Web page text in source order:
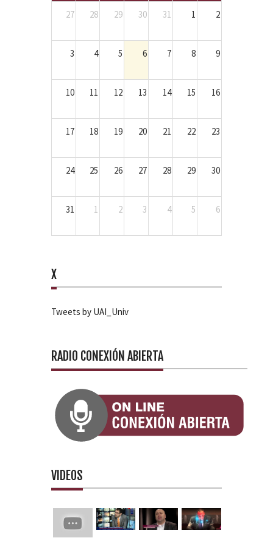
27 28 29 30 31 1 2
3 4 5 6 7 8 9
10 11 12 13 14 15 16
17 18 19 20 21 22 23
24 25 26 27 28 29 30
31 1 2 3 4 5 6
X
Tweets by UAI_Univ
RADIO CONEXIÓN ABIERTA
VIDEOS